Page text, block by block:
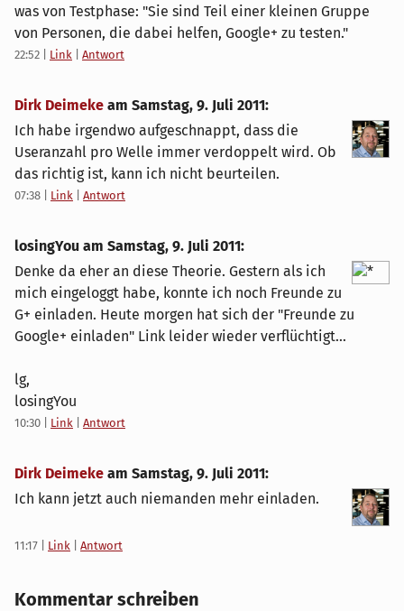
was von Testphase: "Sie sind Teil einer kleinen Gruppe
von Personen, die dabei helfen, Google+ zu testen."
22:52 Link Antwort
Dirk Deimeke am Samstag, 9. Juli 2011:
Ich habe irgendwo aufgeschnappt, dass die
Useranzahl pro Welle immer verdoppelt wird. Ob
das richtig ist, kann ich nicht beurteilen.
07:38 Link Antwort
losingYou am Samstag, 9. Juli 2011:
Denke da eher an diese Theorie. Gestern als ich
mich eingeloggt habe, konnte ich noch Freunde zu
G+ einladen. Heute morgen hat sich der "Freunde zu
Google+ einladen" Link leider wieder verflüchtigt...
lg,
losingYou
10:30 Link Antwort
Dirk Deimeke am Samstag, 9. Juli 2011:
Ich kann jetzt auch niemanden mehr einladen.
11:17 Link Antwort
Kommentar schreiben